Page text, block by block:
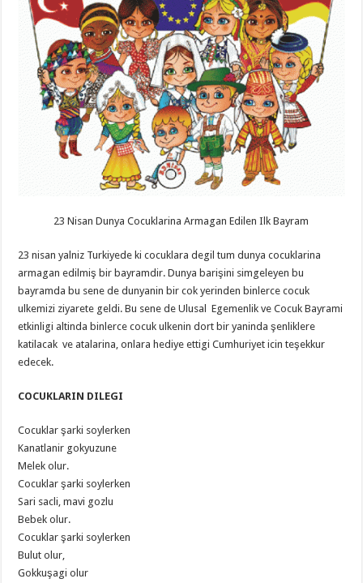
23 Nisan Dunya Cocuklarina Armagan Edilen Ilk Bayram
23 nisan yalniz Turkiyede ki cocuklara degil tum dunya cocuklarina
armagan edilmiş bir bayramdir. Dunya barişini simgeleyen bu
bayramda bu sene de dunyanin bir cok yerinden binlerce cocuk
ulkemizi ziyarete geldi. Bu sene de Ulusal Egemenlik ve Cocuk Bayrami
etkinligi altinda binlerce cocuk ulkenin dort bir yaninda şenliklere
katilacak ve atalarina, onlara hediye ettigi Cumhuriyet icin teşekkur
edecek.
COCUKLARIN DILEGI
Cocuklar şarki soylerken
Kanatlanir gokyuzune
Melek olur.
Cocuklar şarki soylerken
Sari sacli, mavi gozlu
Bebek olur.
Cocuklar şarki soylerken
Bulut olur,
Gokkuşagi olur